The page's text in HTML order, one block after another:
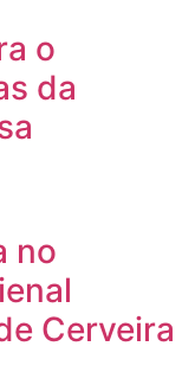
o
da
no
Cerveira